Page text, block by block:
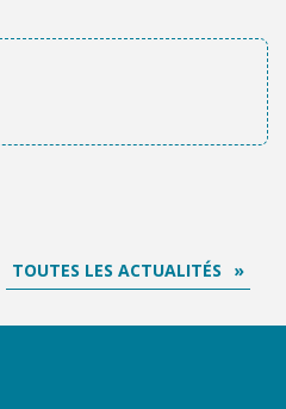
TOUTES LES ACTUALITÉS